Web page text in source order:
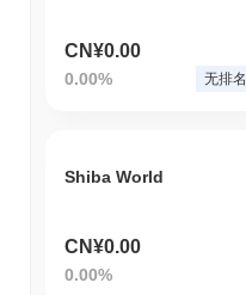
CN¥0.00
0.00% 无排名
Shiba World
CN¥0.00
0.00%